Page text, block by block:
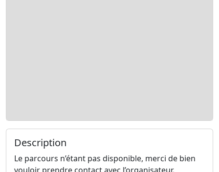
Description
Le parcours n’étant pas disponible, merci de bien